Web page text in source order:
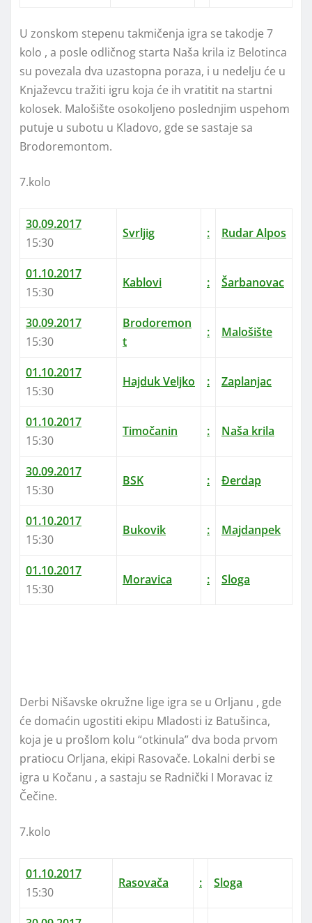
U zonskom stepenu takmičenja igra se takodje 7
kolo , a posle odličnog starta Naša krila iz Belotinca
su povezala dva uzastopna poraza, i u nedelju će u
Knjaževcu tražiti igru koja će ih vratitit na startni
kolosek. Malošište osokoljeno poslednjim uspehom
putuje u subotu u Kladovo, gde se sastaje sa
Brodoremontom.
7.kolo
30.09.2017
15:30
Svrljig : Rudar Alpos
01.10.2017
15:30
Kablovi : Šarbanovac
30.09.2017
15:30
Brodoremon
t
: Malošište
01.10.2017
15:30
Hajduk Veljko : Zaplanjac
01.10.2017
15:30
Timočanin : Naša krila
30.09.2017
15:30
BSK : Đerdap
01.10.2017
15:30
Bukovik : Majdanpek
01.10.2017
15:30
Moravica : Sloga
Derbi Nišavske okružne lige igra se u Orljanu , gde
će domaćin ugostiti ekipu Mladosti iz Batušinca,
koja je u prošlom kolu “otkinula” dva boda prvom
pratiocu Orljana, ekipi Rasovače. Lokalni derbi se
igra u Kočanu , a sastaju se Radnički I Moravac iz
Čečine.
7.kolo
01.10.2017
15:30
Rasovača : Sloga